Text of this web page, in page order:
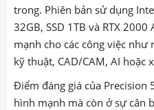
trong. Phiên bản sử dụng
32GB, SSD 1TB và RTX
mạnh cho các công việc
kỹ thuật, CAD/CAM, AI hoặc
Điểm đáng giá của Precision
hình mạnh mà còn ở sự cân